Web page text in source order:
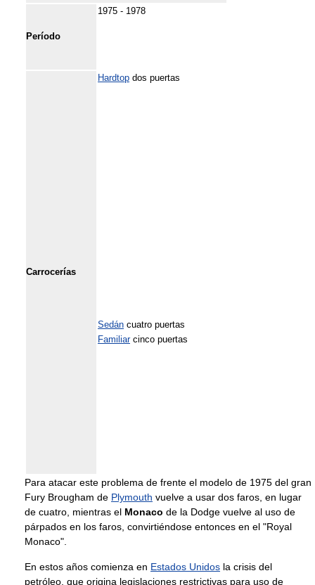
Período
1975 - 1978
Carrocerías
Hardtop dos puertas
Sedán cuatro puertas
Familiarcinco puertas
Para atacar este problema de frente el modelo de 1975 del gran
Fury Brougham de Plymouth vuelve a usar dos faros, en lugar
de cuatro, mientras el Monaco de la Dodge vuelve al uso de
párpados en los faros, convirtiéndose entonces en el "Royal
Monaco".
En estos años comienza en Estados Unidos la crisis del
petróleo, que origina legislaciones restrictivas para uso de